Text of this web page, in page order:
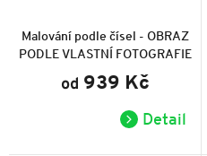
Malování podle čísel - OBRAZ
PODLE VLASTNÍ FOTOGRAFIE
produktu
je
5,0
5
od 939 Kč
Detail